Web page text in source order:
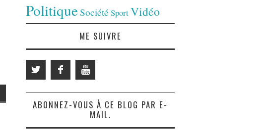
PolitiqueSociété SportVidéo
ME SUIVRE
ABONNEZ-VOUS À CE BLOG PAR E-
MAIL.